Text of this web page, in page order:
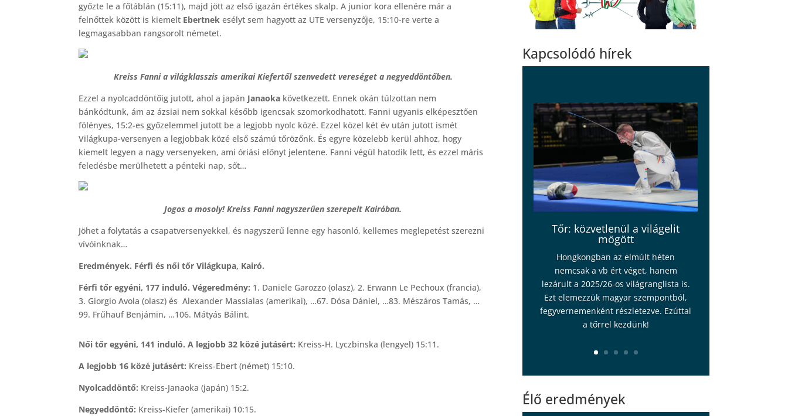
győzte le a főtáblán (15:11), majd jött az első igazán értékes skalp. A junior kora ellenére már a
felnőttek között is kiemelt Ebertnek esélyt sem hagyott az UTE versenyzője, 15:10-re verte a
legmagasabban rangsorolt németet.
Kreiss Fanni a világklasszis amerikai Kiefertől szenvedett vereséget a negyeddöntőben.
Ezzel a nyolcaddöntőig jutott, ahol a japán Janaoka következett. Ennek okán túlzottan nem
bánkódtunk, ám az ázsiai nem sokkal később igencsak szomorkodhatott. Fanni ugyanis elképesztően
fölényes, 15:2-es győzelemmel jutott be a legjobb nyolc közé. Ezzel közel két év után jutott ismét
Világkupa-versenyen a legjobbak közé első számú tőrözőnk. És egyre közelebb kerül ahhoz, hogy
kiemelt legyen a nagy versenyeken, ami óriási előnyt jelentene. Fanni végül hatodik lett, és ezzel máris
feledésbe merülhetett a pénteki nap, sőt…
Jogos a mosoly! Kreiss Fanni nagyszerűen szerepelt Kairóban.
Jöhet a folytatás a csapatversenyekkel, és nagyszerű lenne egy hasonló, kellemes meglepetést szerezni
vívóinknak…
Eredmények. Férfi és női tőr Világkupa, Kairó.
Férfi tőr egyéni, 177 induló. Végeredmény: 1. Daniele Garozzo (olasz), 2. Erwann Le Pechoux (francia),
3. Giorgio Avola (olasz) és Alexander Massialas (amerikai), …67. Dósa Dániel, …83. Mészáros Tamás, …
99. Frűhauf Benjámin, …106. Mátyás Bálint.
Női tőr egyéni, 141 induló. A legjobb 32 közé jutásért: Kreiss-H. Lyczbinska (lengyel) 15:11.
A legjobb 16 közé jutásért: Kreiss-Ebert (német) 15:10.
Nyolcaddöntő: Kreiss-Janaoka (japán) 15:2.
Negyeddöntő: Kreiss-Kiefer (amerikai) 10:15.
Kapcsolódó hírek
Tőr: közvetlenül a világelit
mögött
Hongkongban az elmúlt héten
nemcsak a vb ért véget, hanem
lezárult a 2025/26-os világranglista is.
Ezt elemezzük magyar szempontból,
fegyvernemenként részletezve. Ezúttal
a tőrrel kezdünk!
Élő eredmények